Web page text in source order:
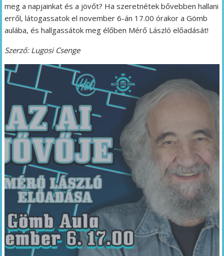
meg a napjainkat és a jövőt? Ha szeretnétek bővebben hallani
erről, látogassatok el november 6-án 17.00 órakor a Gömb
aulába, és hallgassátok meg élőben Mérő László előadását!
Szerző: Lugosi Csenge